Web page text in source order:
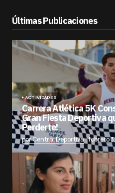
Últimas Publicaciones
ACTIVIDADES
Carrera Atlética 5K
Gran Fiesta Deportiva
Perderte!
por Central Deportiva febrero